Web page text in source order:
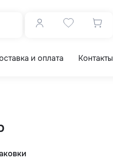
и оплата Контакты